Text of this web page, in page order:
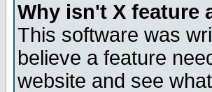
Why isn't X feature
This software was
believe a feature
website and see